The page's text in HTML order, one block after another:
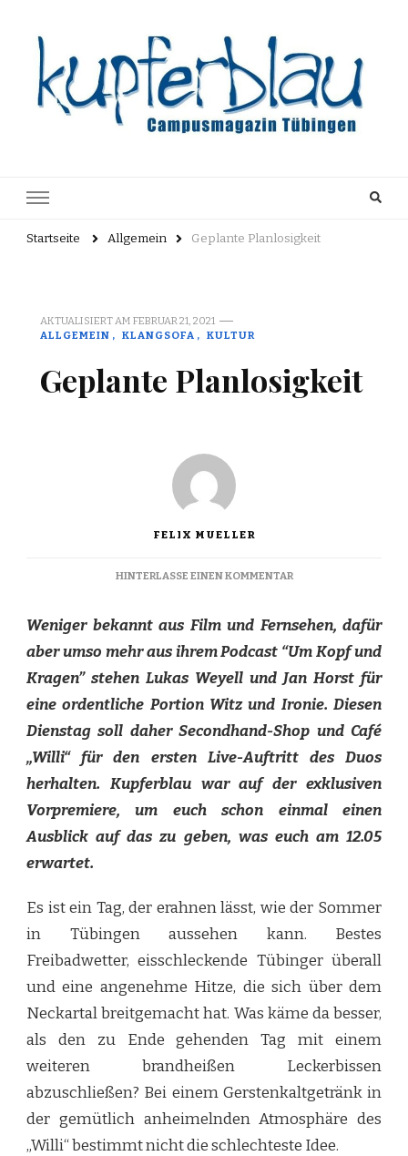
Archiv
Startseite Allgemein Geplante Planlosigkeit
AKTUALISIERT AM FEBRUAR 21, 2021
ALLGEMEIN
KLANGSOFA KULTUR
Geplante Planlosigkeit
FELIX MUELLER
HINTERLASSE EINEN KOMMENTARZU
Weniger bekannt aus Film und Fernsehen, dafür
aber umso mehr aus ihrem Podcast “Um Kopf und
Kragen” stehen Lukas Weyell und Jan Horst für
eine ordentliche Portion Witz und Ironie. Diesen
Dienstag soll daher Secondhand-Shop und Café
„Willi“ für den ersten Live-Auftritt des Duos
herhalten. Kupferblau war auf der exklusiven
Vorpremiere, um euch schon einmal einen
Ausblick auf das zu geben, was euch am 12.05
erwartet.
Es ist ein Tag, der erahnen lässt, wie der Sommer
in Tübingen aussehen kann. Bestes
Freibadwetter, eisschleckende Tübinger überall
und eine angenehme Hitze, die sich über dem
Neckartal breitgemacht hat. Was käme da besser,
als den zu Ende gehenden Tag mit einem
weiteren brandheißen Leckerbissen
abzuschließen? Bei einem Gerstenkaltgetränk in
der gemütlich anheimelnden Atmosphäre des
„Willi“ bestimmt nicht die schlechteste Idee.